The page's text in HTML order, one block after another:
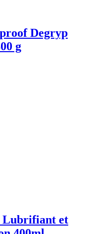
Degryp
g
Lubrifiant et